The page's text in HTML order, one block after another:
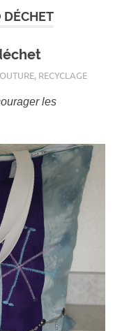
DÉCHET
, RECYCLAGE
les